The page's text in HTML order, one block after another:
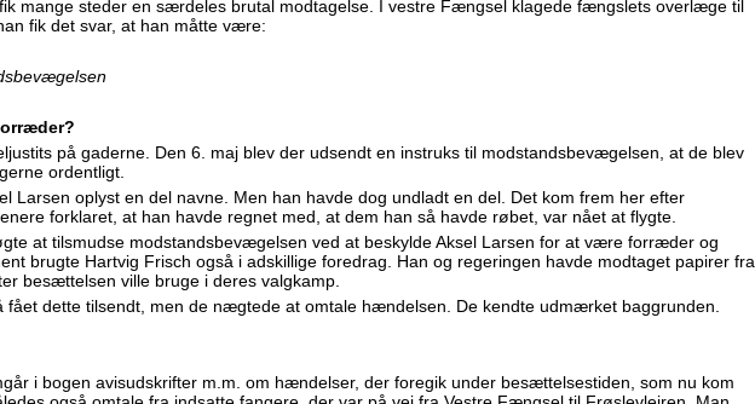
mange steder en særdeles brutal modtagelse. I vestre Fængsel klagede fængslets overlæge til
fik det svar, at han måtte være:
på gaderne. Den 6. maj blev der udsendt en instruks til modstandsbevægelsen, at de blev
ordentligt.
Larsen oplyst en del navne. Men han havde dog undladt en del. Det kom frem her efter
forklaret, at han havde regnet med, at dem han så havde røbet, var nået at flygte.
at tilsmudse modstandsbevægelsen ved at beskylde Aksel Larsen for at være forræder og
brugte Hartvig Frisch også i adskillige foredrag. Han og regeringen havde modtaget papirer fra
besættelsen ville bruge i deres valgkamp.
fået dette tilsendt, men de nægtede at omtale hændelsen. De kendte udmærket baggrunden.
i bogen avisudskrifter m.m. om hændelser, der foregik under besættelsestiden, som nu kom